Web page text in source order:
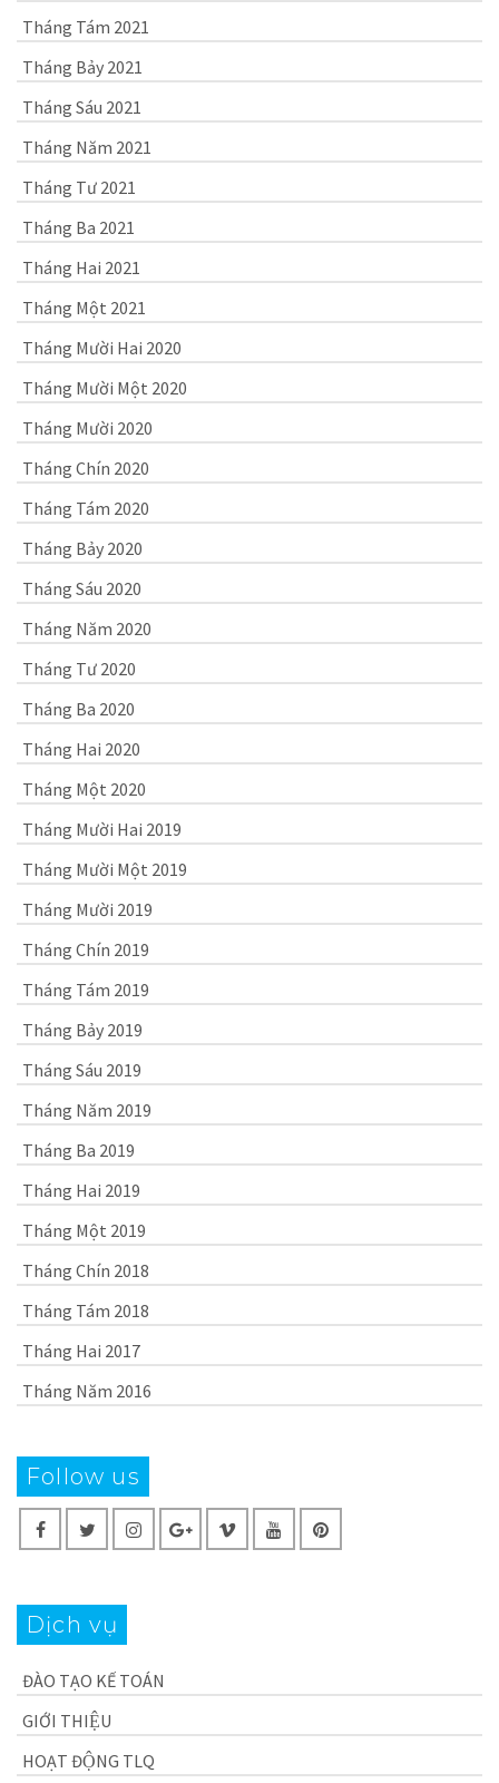
Tháng Tám 2021
Tháng Bảy 2021
Tháng Sáu 2021
Tháng Năm 2021
Tháng Tư 2021
Tháng Ba 2021
Tháng Hai 2021
Tháng Một 2021
Tháng Mười Hai 2020
Tháng Mười Một 2020
Tháng Mười 2020
Tháng Chín 2020
Tháng Tám 2020
Tháng Bảy 2020
Tháng Sáu 2020
Tháng Năm 2020
Tháng Tư 2020
Tháng Ba 2020
Tháng Hai 2020
Tháng Một 2020
Tháng Mười Hai 2019
Tháng Mười Một 2019
Tháng Mười 2019
Tháng Chín 2019
Tháng Tám 2019
Tháng Bảy 2019
Tháng Sáu 2019
Tháng Năm 2019
Tháng Ba 2019
Tháng Hai 2019
Tháng Một 2019
Tháng Chín 2018
Tháng Tám 2018
Tháng Hai 2017
Tháng Năm 2016
Follow us
Dịch vụ
ĐÀO TẠO KẾ TOÁN
GIỚI THIỆU
HOẠT ĐỘNG TLQ